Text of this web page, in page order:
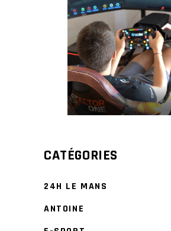
CATÉGORIES
24H LE MANS
ANTOINE